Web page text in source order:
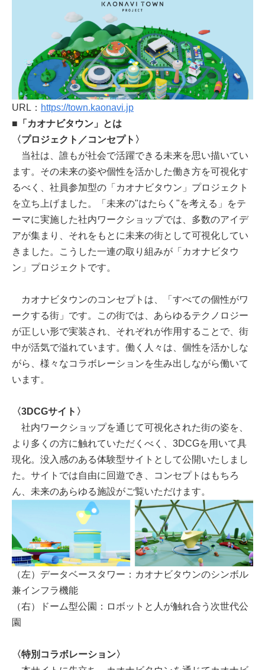
URL： https://town.kaonavi.jp
■「カオナビタウン」とは
〈プロジェクト／コンセプト〉
当社は、誰もが社会で活躍できる未来を思い描いてい
ます。その未来の姿や個性を活かした働き方を可視化す
るべく、社員参加型の「カオナビタウン」プロジェクト
を立ち上げました。「未来の"はたらく"を考える」をテ
ーマに実施した社内ワークショップでは、多数のアイデ
アが集まり、それをもとに未来の街として可視化してい
きました。こうした一連の取り組みが「カオナビタウ
ン」プロジェクトです。
カオナビタウンのコンセプトは、「すべての個性がワ
ークする街」です。この街では、あらゆるテクノロジー
が正しい形で実装され、それぞれが作用することで、街
中が活気で溢れています。働く人々は、個性を活かしな
がら、様々なコラボレーションを生み出しながら働いて
います。
〈3DCGサイト〉
社内ワークショップを通じて可視化された街の姿を、
より多くの方に触れていただくべく、3DCGを用いて具
現化。没入感のある体験型サイトとして公開いたしまし
た。サイトでは自由に回遊でき、コンセプトはもちろ
ん、未来のあらゆる施設がご覧いただけます。
（左）データベースタワー：カオナビタウンのシンボル
兼インフラ機能
（右）ドーム型公園：ロボットと人が触れ合う次世代公
園
〈特別コラボレーション〉